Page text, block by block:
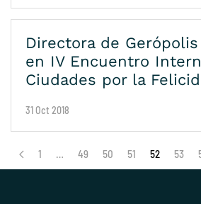
Directora de
en IV Encuentro
Ciudades por la
31 Oct 2018
1 … 49 50 51 52 53